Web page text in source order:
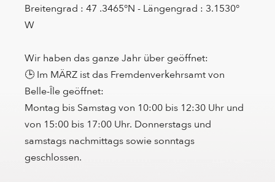
Breitengrad : 47 .3465°N - Längengrad : 3.1530°
W
Wir haben das ganze Jahr über geöffnet:
🕒 Im MÄRZ ist das Fremdenverkehrsamt von
Belle-Île geöffnet:
Montag bis Samstag von 10:00 bis 12:30 Uhr und
von 15:00 bis 17:00 Uhr. Donnerstags und
samstags nachmittags sowie sonntags
geschlossen.